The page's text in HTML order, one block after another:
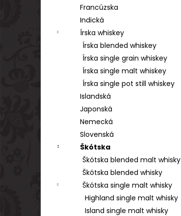
Francúzska
Indická
Írska whiskey
Írska blended whiskey
Írska single grain whiskey
Írska single malt whiskey
Írska single pot still whiskey
Islandská
Japonská
Nemecká
Slovenská
Škótska
Škótska blended malt whisky
Škótska blended whisky
Škótska single malt whisky
Highland single malt whisky
Island single malt whisky